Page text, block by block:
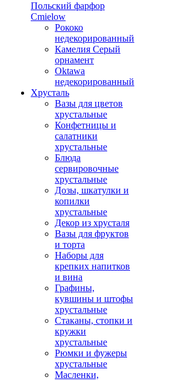
Польский фарфор
Сmielow
Рококо
недекорированный
Камелия Серый
орнамент
Oktawa
недекорированный
Хрусталь
Вазы для цветов
хрустальные
Конфетницы и
салатники
хрустальные
Блюда
сервировочные
хрустальные
Дозы, шкатулки и
копилки
хрустальные
Декор из хрусталя
Вазы для фруктов
и торта
Наборы для
крепких напитков
и вина
Графины,
кувшины и штофы
хрустальные
Стаканы, стопки и
кружки
хрустальные
Рюмки и фужеры
хрустальные
Масленки,